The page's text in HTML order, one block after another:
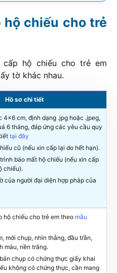
hộ chiếu cho trẻ
hộ chiếu cho trẻ em
tờ khác nhau.
Hồ sơ chi tiết
4×6 cm, định dạng .jpg hoặc .jpeg,
6 tháng, đáp ứng các yêu cầu quy
tại đây
cũ (nếu xin cấp lại do hết hạn).
báo mất hộ chiếu (nếu xin cấp
chiếu).
của người đại diện hợp pháp của
hộ chiếu cho trẻ em theo mẫu
mới chụp, nhìn thẳng, đầu trần,
màu, nền trắng.
chụp có chứng thực giấy khai
không có chứng thực, cần mang